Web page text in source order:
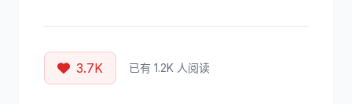
3.7K 已有 1.2K 人阅读